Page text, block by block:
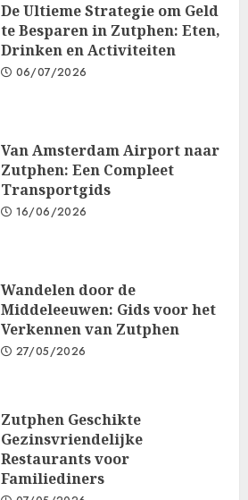
De Ultieme Strategie om Geld
te Besparen in Zutphen: Eten,
Drinken en Activiteiten
06/07/2026
Van Amsterdam Airport naar
Zutphen: Een Compleet
Transportgids
16/06/2026
Wandelen door de
Middeleeuwen: Gids voor het
Verkennen van Zutphen
27/05/2026
Zutphen Geschikte
Gezinsvriendelijke
Restaurants voor
Familiediners